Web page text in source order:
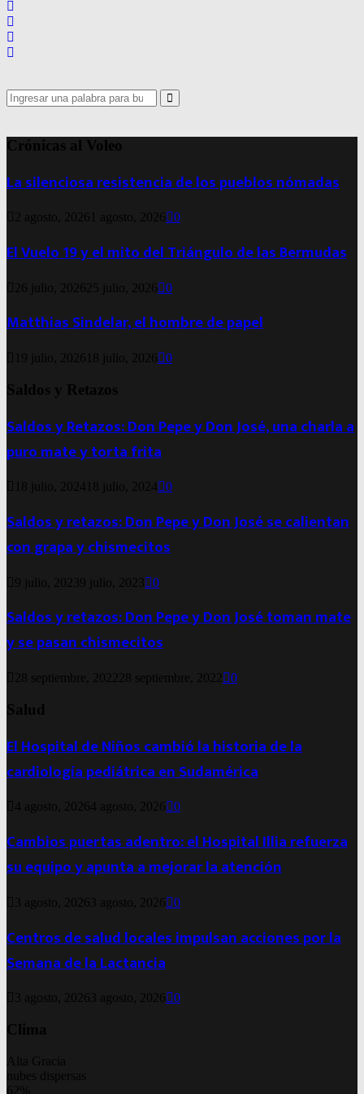
Search
for:
Search
Crónicas al Voleo
La silenciosa resistencia de los pueblos nómadas
2 agosto, 2026 1 agosto, 2026 0
El Vuelo 19 y el mito del Triángulo de las Bermudas
26 julio, 2026 25 julio, 2026 0
Matthias Sindelar, el hombre de papel
19 julio, 2026 18 julio, 2026 0
Saldos y Retazos
Saldos y Retazos: Don Pepe y Don José, una charla a
puro mate y torta frita
18 julio, 2024 18 julio, 2024 0
Saldos y retazos: Don Pepe y Don José se calientan
con grapa y chismecitos
9 julio, 20239 julio, 2023 0
Saldos y retazos: Don Pepe y Don José toman mate
y se pasan chismecitos
28 septiembre, 2022 28 septiembre, 2022 0
Salud
El Hospital de Niños cambió la historia de la
cardiología pediátrica en Sudamérica
4 agosto, 20264 agosto, 2026 0
Cambios puertas adentro: el Hospital Illia refuerza
su equipo y apunta a mejorar la atención
3 agosto, 2026 3 agosto, 2026 0
Centros de salud locales impulsan acciones por la
Semana de la Lactancia
3 agosto, 2026 3 agosto, 2026 0
Clima
Alta Gracia
nubes dispersas
62%